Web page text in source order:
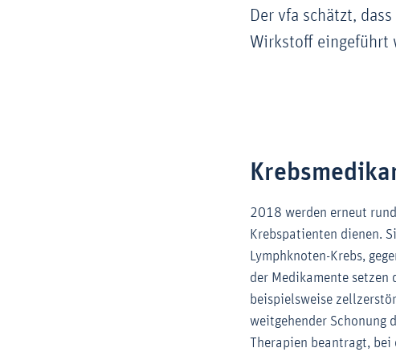
Der vfa schätzt,
Wirkstoff eingeführt
2018 werden erneut
Krebspatienten dienen.
Lymphknoten-Krebs,
der Medikamente setzen
beispielsweise
weitgehender Schonung
Therapien beantragt,